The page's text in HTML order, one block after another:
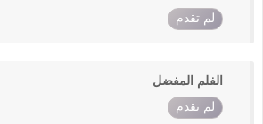
لم تقدم
الفلم المفضل
لم تقدم